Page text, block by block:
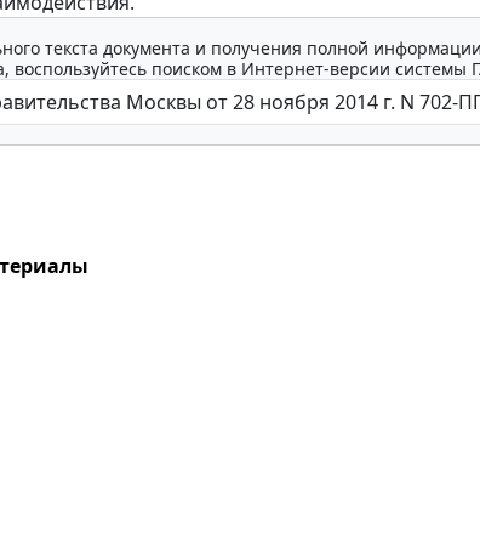
текста документа и получения полной
воспользуйтесь поиском в Интернет-версии системы